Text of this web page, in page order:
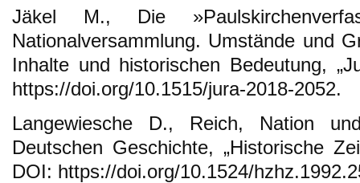
Jäkel M., Die
Nationalversammlung. Umstände und
Inhalte und historischen Bedeutung,
https://doi.org/10.1515/jura-2018-2052.
Langewiesche D., Reich, Nation
Deutschen Geschichte, „Historische
DOI: https://doi.org/10.1524/